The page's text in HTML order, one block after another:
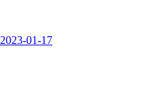
2023-01-17